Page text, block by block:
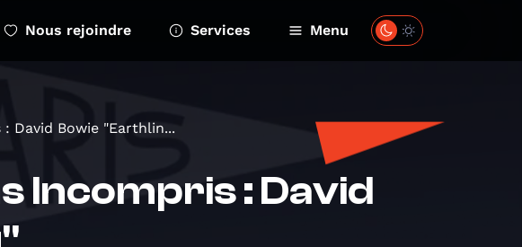
Nous rejoindre Services Menu
David Bowie "Earthlin...
Incompris : David